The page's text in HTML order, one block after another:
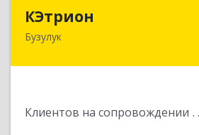
КЭтрион
Бузулук
Клиентов на сопровождении
461040, Оренбургская обл,